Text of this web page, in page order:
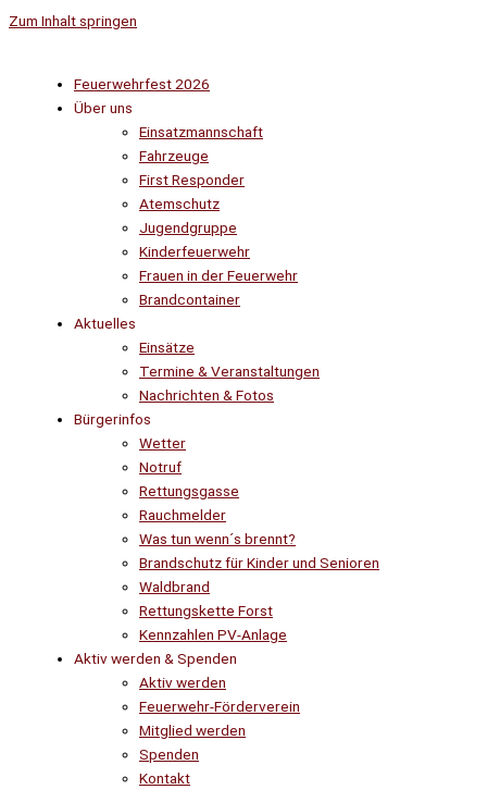
Zum Inhalt springen
Feuerwehrfest 2026
Über uns
Einsatzmannschaft
Fahrzeuge
First Responder
Atemschutz
Jugendgruppe
Kinderfeuerwehr
Frauen in der Feuerwehr
Brandcontainer
Aktuelles
Einsätze
Termine & Veranstaltungen
Nachrichten & Fotos
Bürgerinfos
Wetter
Notruf
Rettungsgasse
Rauchmelder
Was tun wenn´s brennt?
Brandschutz für Kinder und Senioren
Waldbrand
Rettungskette Forst
Kennzahlen PV-Anlage
Aktiv werden & Spenden
Aktiv werden
Feuerwehr-Förderverein
Mitglied werden
Spenden
Kontakt